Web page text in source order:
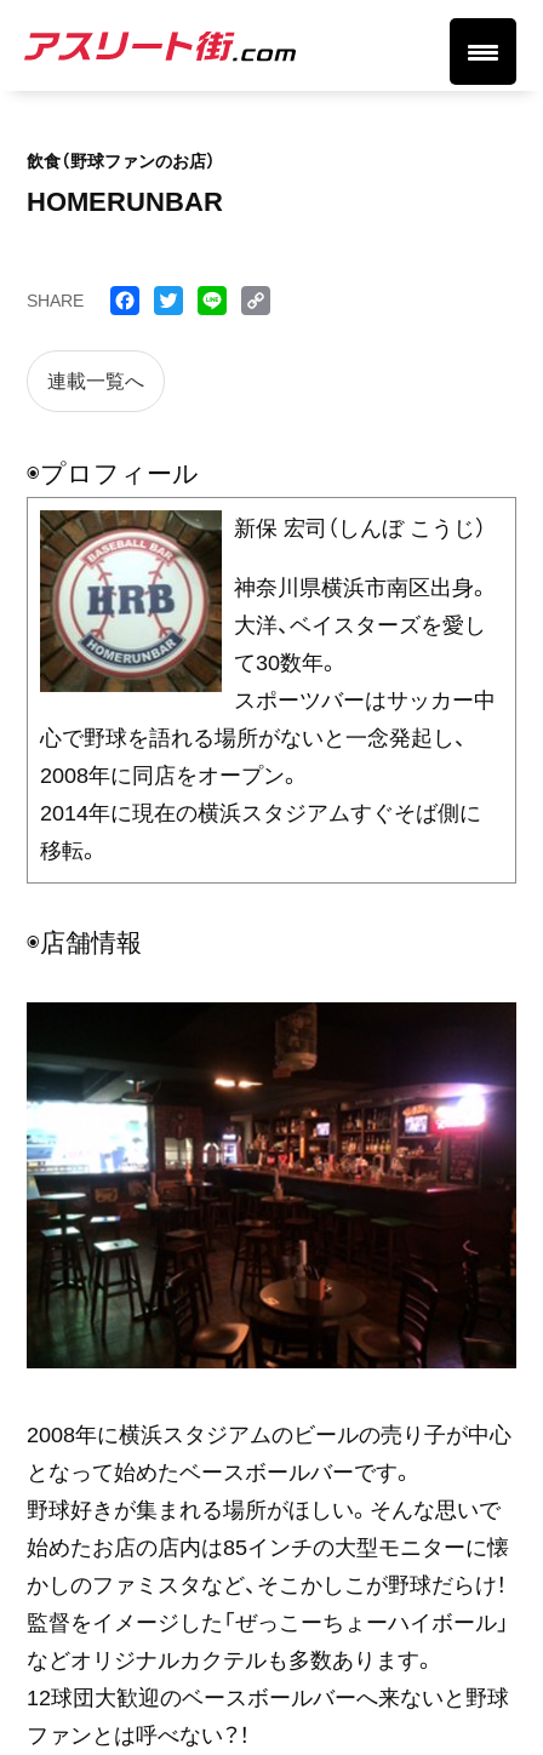
飲食（野球ファンのお店）
HOMERUNBAR
SHARE
Face
Twitt
Line
連載一覧へ
◉プロフィール
新保 宏司（しんぼ こうじ）
神奈川県横浜市南区出身。
大洋、ベイスターズを愛し
て30数年。
スポーツバーはサッカー中
心で野球を語れる場所がないと一念発起し、
2008年に同店をオープン。
2014年に現在の横浜スタジアムすぐそば側に
移転。
◉店舗情報
2008年に横浜スタジアムのビールの売り子が中心
となって始めたベースボールバーです。
野球好きが集まれる場所がほしい。そんな思いで
始めたお店の店内は85インチの大型モニターに懐
かしのファミスタなど、そこかしこが野球だらけ！
監督をイメージした「ぜっこーちょーハイボール」
などオリジナルカクテルも多数あります。
12球団大歓迎のベースボールバーへ来ないと野球
ファンとは呼べない？！